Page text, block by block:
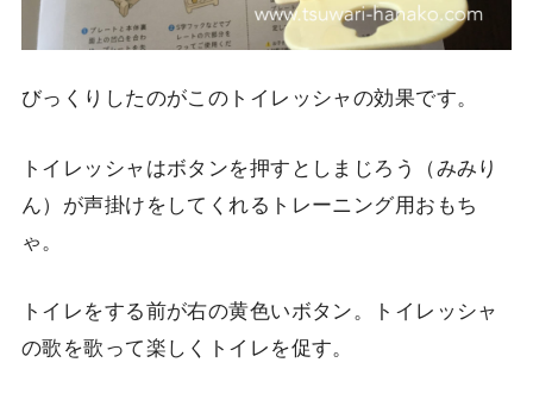
びっくりしたのがこのトイレッシャの効果です。
トイレッシャはボタンを押すとしまじろう（みみり
ん）が声掛けをしてくれるトレーニング用おもち
ゃ。
トイレをする前が右の黄色いボタン。トイレッシャ
の歌を歌って楽しくトイレを促す。